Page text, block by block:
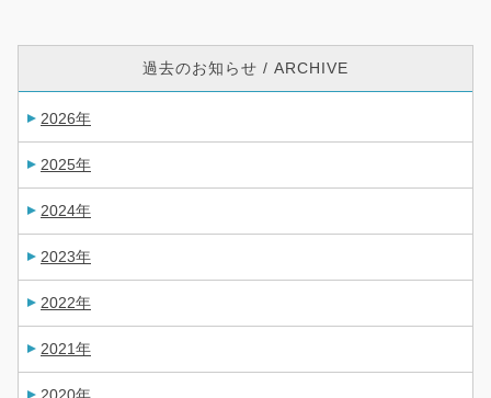
過去のお知らせ / ARCHIVE
2026年
2025年
2024年
2023年
2022年
2021年